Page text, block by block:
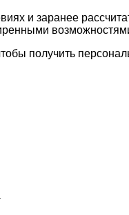
и заранее
получить